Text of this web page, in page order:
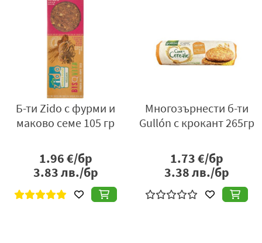
Б-ти Zido с фурми и
маково семе 105 гр
1.96€/бр
3.83лв./бр
Многозърнести б-ти
Gullón с крокант 265гр
1.73€/бр
3.38лв./бр